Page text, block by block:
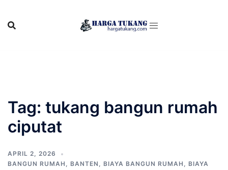
content
Tag: tukang bangun rumah
ciputat
APRIL 2, 2026
BANGUN RUMAH , BANTEN , BIAYA BANGUN RUMAH , BIAYA